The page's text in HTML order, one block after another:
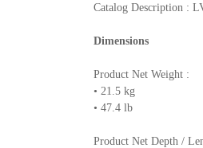
Catalog Description :
Dimensions
Product Net Weight :
• 21.5 kg
• 47.4 lb
Product Net Depth /